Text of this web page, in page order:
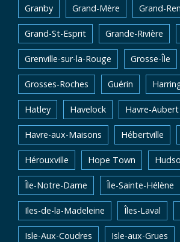
Granby Grand-Mère Grand-
Grand-St-Esprit Grande-Rivière
Grenville-sur-la-Rouge Grosse-Île
Grosses-Roches Guérin
Hatley Havelock Havre-Aubert
Havre-aux-Maisons Hébertville
Hérouxville Hope Town
Île-Notre-Dame Île-Sainte-Hélène
Iles-de-la-Madeleine Îles-Laval
Isle-Aux-Coudres Isle-aux-Grues